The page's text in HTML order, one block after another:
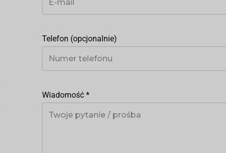
Telefon (opcjonalnie)
Wiadomość *